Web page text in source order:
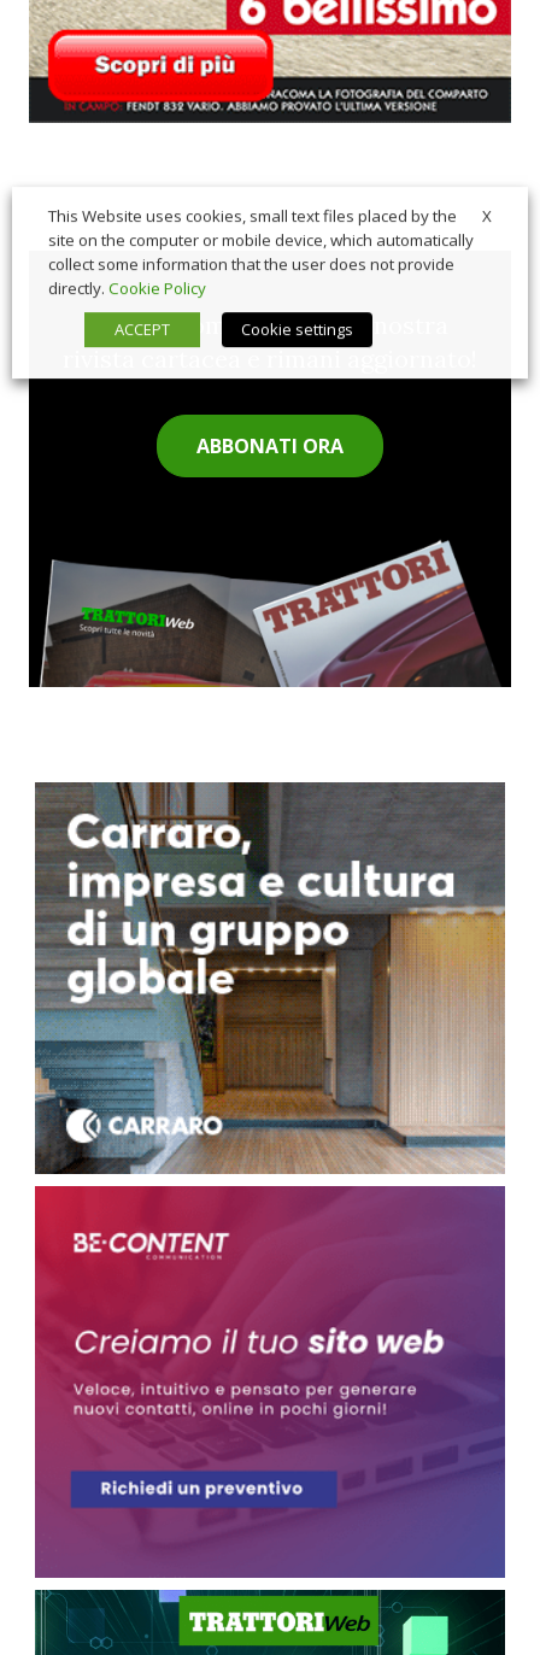
Sfoglia comodamente la nostra
rivista cartacea e rimani aggiornato!
ABBONATI ORA
X
This Website uses cookies, small text files placed by the
site on the computer or mobile device, which automatically
collect some information that the user does not provide
directly. Cookie Policy
ACCEPT
Cookie settings